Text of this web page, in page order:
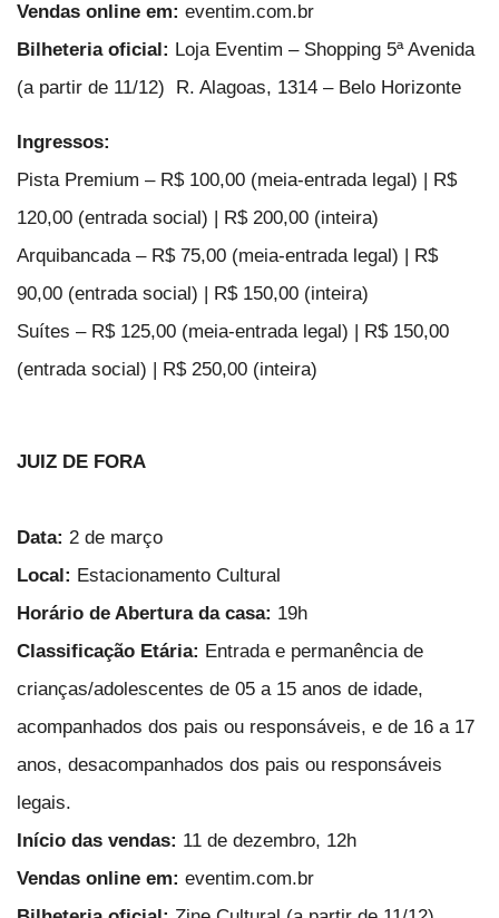
Vendas online em: eventim.com.br
Bilheteria oficial: Loja Eventim – Shopping 5ª Avenida
(a partir de 11/12) R. Alagoas, 1314 – Belo Horizonte
Ingressos:
Pista Premium – R$ 100,00 (meia-entrada legal) | R$
120,00 (entrada social) | R$ 200,00 (inteira)
Arquibancada – R$ 75,00 (meia-entrada legal) | R$
90,00 (entrada social) | R$ 150,00 (inteira)
Suítes – R$ 125,00 (meia-entrada legal) | R$ 150,00
(entrada social) | R$ 250,00 (inteira)
JUIZ DE FORA
Data: 2 de março
Local: Estacionamento Cultural
Horário de Abertura da casa: 19h
Classificação Etária: Entrada e permanência de
crianças/adolescentes de 05 a 15 anos de idade,
acompanhados dos pais ou responsáveis, e de 16 a 17
anos, desacompanhados dos pais ou responsáveis
legais.
Início das vendas: 11 de dezembro, 12h
Vendas online em: eventim.com.br